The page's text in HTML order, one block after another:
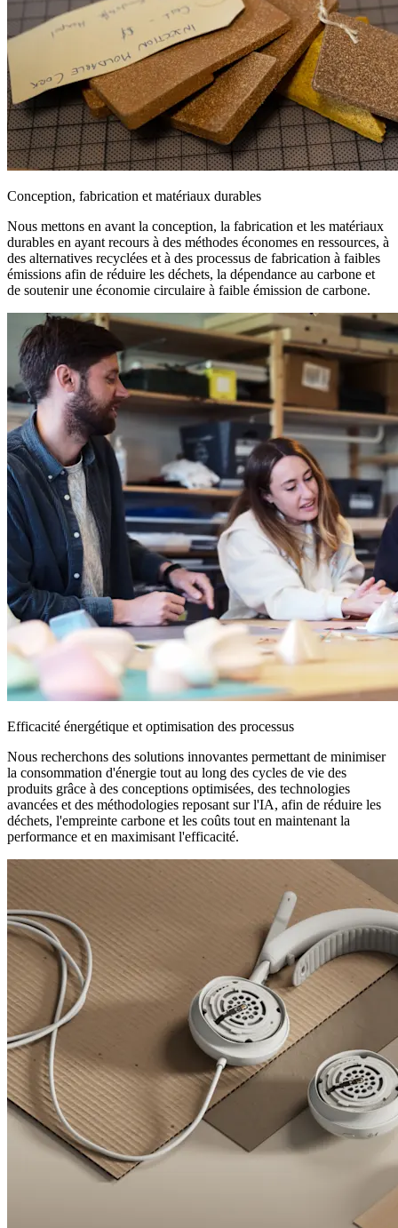
Conception, fabrication et matériaux durables
Nous mettons en avant la conception, la fabrication et les matériaux
durables en ayant recours à des méthodes économes en ressources, à
des alternatives recyclées et à des processus de fabrication à faibles
émissions afin de réduire les déchets, la dépendance au carbone et
de soutenir une économie circulaire à faible émission de carbone.
Efficacité énergétique et optimisation des processus
Nous recherchons des solutions innovantes permettant de minimiser
la consommation d'énergie tout au long des cycles de vie des
produits grâce à des conceptions optimisées, des technologies
avancées et des méthodologies reposant sur l'IA, afin de réduire les
déchets, l'empreinte carbone et les coûts tout en maintenant la
performance et en maximisant l'efficacité.